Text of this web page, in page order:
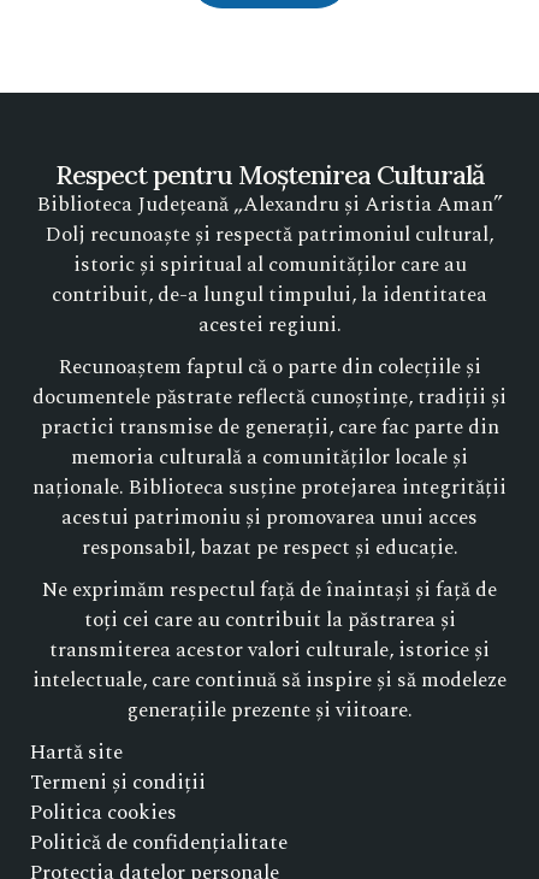
Respect pentru Moștenirea Culturală
Biblioteca Județeană „Alexandru și Aristia Aman”
Dolj recunoaște și respectă patrimoniul cultural,
istoric și spiritual al comunităților care au
contribuit, de-a lungul timpului, la identitatea
acestei regiuni.
Recunoaștem faptul că o parte din colecțiile și
documentele păstrate reflectă cunoștințe, tradiții și
practici transmise de generații, care fac parte din
memoria culturală a comunităților locale și
naționale. Biblioteca susține protejarea integrității
acestui patrimoniu și promovarea unui acces
responsabil, bazat pe respect și educație.
Ne exprimăm respectul față de înaintași și față de
toți cei care au contribuit la păstrarea și
transmiterea acestor valori culturale, istorice și
intelectuale, care continuă să inspire și să modeleze
generațiile prezente și viitoare.
Hartă site
Termeni și condiții
Politica cookies
Politică de confidențialitate